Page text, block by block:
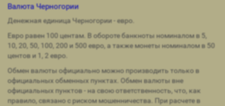
Валюта Черногории
Денежная единица Черногории - евро.
Евро равен 100 центам. В обороте банкноты номиналом в 5,
10, 20, 50, 100, 200 и 500 евро, а также монеты номиналом в 50
центов и 1, 2 евро.
Обмен валюты официально можно производить только в
официальных обменных пунктах. Обмен валюты вне
официальных пунктов - на свою ответственность, что, как
правило, связано с риском мошенничества. При расчете в